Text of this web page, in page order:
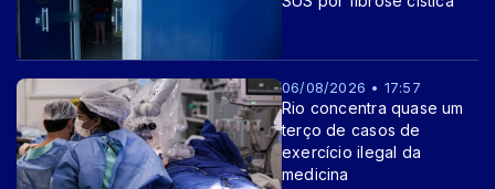
06/08/2026 • 17:57
Rio concentra quase um
terço de casos de
exercício ilegal da
medicina